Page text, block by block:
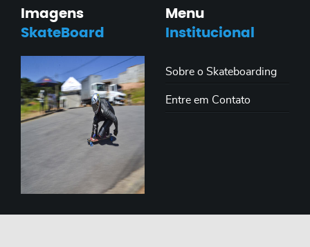
Imagens
SkateBoard
Menu
Institucional
Sobre o Skateboarding
Entre em Contato